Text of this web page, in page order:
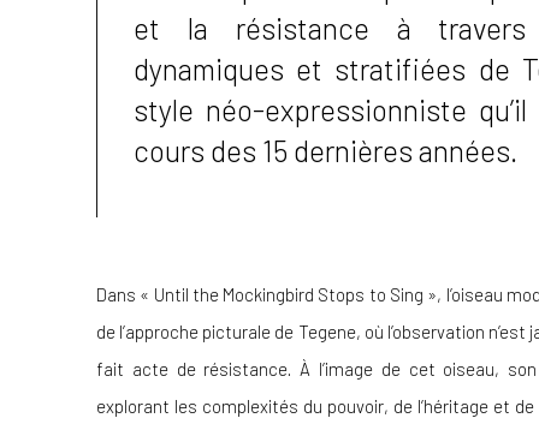
et la résistance à travers
dynamiques et stratifiées de
style néo-expressionniste
cours des 15 dernières années.
Dans « Until the Mockingbird Stops to Sing », l’oiseau
de l’approche picturale de Tegene, où l’observation
fait acte de résistance. À l’image de cet oiseau,
explorant les complexités du pouvoir, de l’héritage et